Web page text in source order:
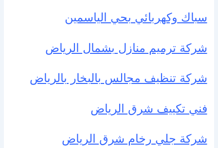
سباك وكهربائي بحي الياسمين
شركة ترميم منازل بشمال الرياض
شركة تنظيف مجالس بالبخار بالرياض
فني تكييف شرق الرياض
شركة جلي رخام شرق الرياض